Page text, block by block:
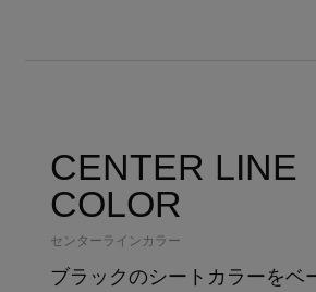
CENTER LINE
COLOR
センターラインカラー
ブラックのシートカラーをベ